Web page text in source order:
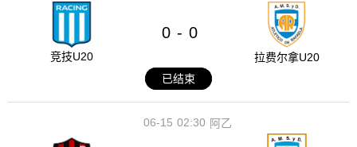
竞技U20
0 - 0
拉费尔拿U20
已结束
02:30
06-15 阿乙